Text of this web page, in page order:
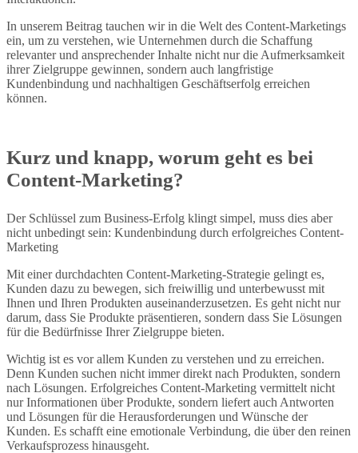
In unserem Beitrag tauchen wir in die Welt des Content-Marketings
ein, um zu verstehen, wie Unternehmen durch die Schaffung
relevanter und ansprechender Inhalte nicht nur die Aufmerksamkeit
ihrer Zielgruppe gewinnen, sondern auch langfristige
Kundenbindung und nachhaltigen Geschäftserfolg erreichen
können.
Kurz und knapp, worum geht es bei
Content-Marketing?
Der Schlüssel zum Business-Erfolg klingt simpel, muss dies aber
nicht unbedingt sein: Kundenbindung durch erfolgreiches Content-
Marketing
Mit einer durchdachten Content-Marketing-Strategie gelingt es,
Kunden dazu zu bewegen, sich freiwillig und unterbewusst mit
Ihnen und Ihren Produkten auseinanderzusetzen. Es geht nicht nur
darum, dass Sie Produkte präsentieren, sondern dass Sie Lösungen
für die Bedürfnisse Ihrer Zielgruppe bieten.
Wichtig ist es vor allem Kunden zu verstehen und zu erreichen.
Denn Kunden suchen nicht immer direkt nach Produkten, sondern
nach Lösungen. Erfolgreiches Content-Marketing vermittelt nicht
nur Informationen über Produkte, sondern liefert auch Antworten
und Lösungen für die Herausforderungen und Wünsche der
Kunden. Es schafft eine emotionale Verbindung, die über den reinen
Verkaufsprozess hinausgeht.